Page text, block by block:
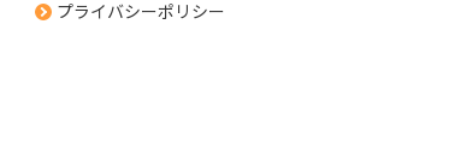
プライバシーポリシー